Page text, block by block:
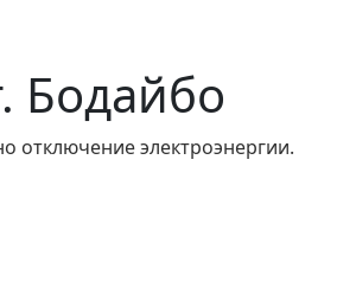
Бодайбо
отключение электроэнергии.